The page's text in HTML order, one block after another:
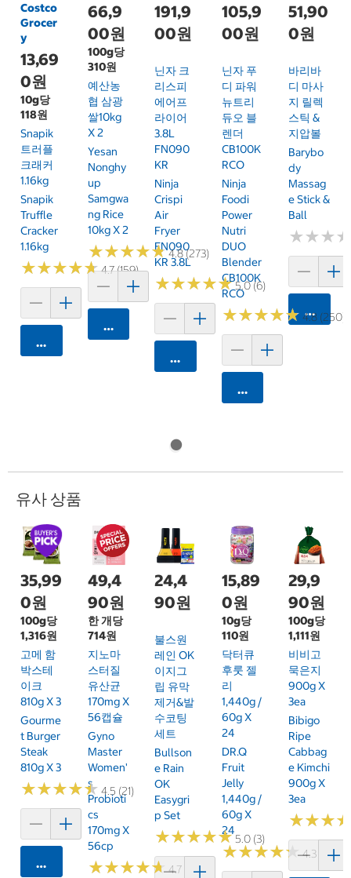
Costco
Grocer
y
13,69
0원
10g당
118원
Snapik
트러플
크래커
1.16kg
Snapik
Truffle
Cracker
1.16kg
★★★★★
★★★★★4.7 (159)
카트에 담기
66,9
00원
100g당
310원
예산농
협 삼광
쌀10kg
X 2
Yesan
Nonghy
Up
Samgwa
Ng Rice
10kg X 2
★★★★★
★★★★★4.8 (273)
카트에 담기
191,9
00원
닌자 크
리스피
에어프
라이어
3.8L
FN090
KR
Ninja
Crispi
Air
Fryer
FN090
KR 3.8L
★★★★★
★★★★★5.0 (6)
카트에 담기
105,9
00원
닌자 푸
디 파워
뉴트리
듀오 블
렌더
CB100K
RCO
Ninja
Foodi
Power
Nutri
DUO
Blender
CB100K
RCO
★★★★★
★★★★★ 4.8 (250)
카트에 담기
51,90
0원
바리바
디 마사
지 릴렉
스틱 &
지압볼
Barybo
Dy
Massag
E Stick &
Ball
★★★
★★★
카트에
유사 상품
35,99
0원
100g당
1,316원
고메 함
박스테
이크
810g X 3
Gourme
T Burger
Steak
810g X 3
★★★★★
★★★★★ 4.5 (21)
카트에 담기
49,4
90원
한 개당
714원
지노마
스터질
유산균
170mg X
56캡슐
Gyno
Master
Women'
S
Probioti
Cs
170mg X
56cp
★★★★★
★★★★★4.7 (10)
24,4
90원
불스원
레인 OK
이지그
립 유막
제거&발
수코팅
세트
Bullson
E Rain
OK
Easygri
P Set
★★★★★
★★★★★5.0 (3)
15,89
0원
10g당
110원
닥터큐
후룻 젤
리
1,440g /
60g X
24
DR.Q
Fruit
Jelly
1,440g /
60g X
24
★★★★★
★★★★★4.3 (15)
29,9
90원
100g당
1,111원
비비고
묵은지
900g X
3ea
Bibigo
Ripe
Cabbag
E Kimchi
900g X
3ea
★★★
★★★